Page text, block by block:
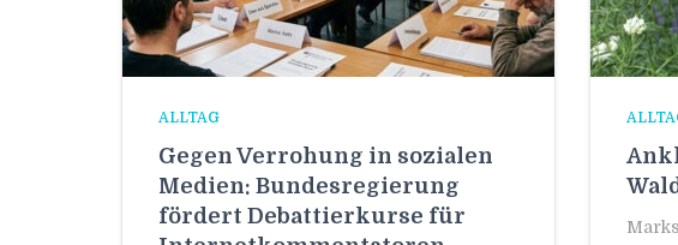
ALLTAG
Gegen Verrohung in sozialen
Medien: Bundesregierung
fördert Debattierkurse für